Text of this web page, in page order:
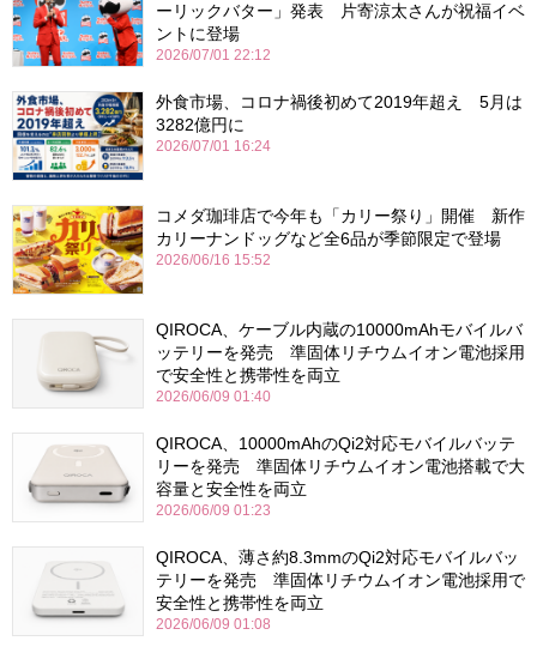
ーリックバター」発表 片寄涼太さんが祝福イベ
ントに登場
2026/07/01 22:12
外食市場、コロナ禍後初めて2019年超え 5月は
3282億円に
2026/07/01 16:24
コメダ珈琲店で今年も「カリー祭り」開催 新作
カリーナンドッグなど全6品が季節限定で登場
2026/06/16 15:52
QIROCA、ケーブル内蔵の10000mAhモバイルバ
ッテリーを発売 準固体リチウムイオン電池採用
で安全性と携帯性を両立
2026/06/09 01:40
QIROCA、10000mAhのQi2対応モバイルバッテ
リーを発売 準固体リチウムイオン電池搭載で大
容量と安全性を両立
2026/06/09 01:23
QIROCA、薄さ約8.3mmのQi2対応モバイルバッ
テリーを発売 準固体リチウムイオン電池採用で
安全性と携帯性を両立
2026/06/09 01:08